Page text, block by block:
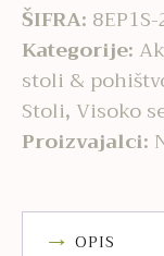
ŠIFRA:
Kategorije:
stoli &
Stoli, Visoko
Proizvajalci:
OPIS